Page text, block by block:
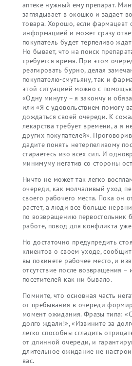
аптеке нужный ему препарат.
заглядывает в окошко и задает
товара. Хорошо, если фармацевт
информацией и может сразу
покупатель будет терпеливо
Но бывает, что на поиск
требуется время. При этом
реагировать бурно, делая
покупателю-смутьяну, так и
этой ситуацией можно с
«Одну минуту – я закончу и
или «Я с удовольствием помогу
дождаться своей очереди. К
лекарства требует времени, а я
других покупателей».
дадите понять нетерпеливому
стараетесь изо всех сил. И
минимуму негатив со стороны
Ничто не может так легко
очереди, как молчаливый уход
своего рабочего места. Пока он
растет, а люди все больше
по возвращению первостольник
работе, повод для конфликта уже
Но достаточно предупредить
клиентов о своем уходе,
вы покинете рабочее место, и
отсутствие после возвращения
посетителей как ни бывало.
Помните, что основная часть
от пребывания в очереди
момент ожидания. Фразы типа:
долго ждали!», «Извините за
легко способны сгладить
от длинной очереди, и
длительное ожидание не
вас.